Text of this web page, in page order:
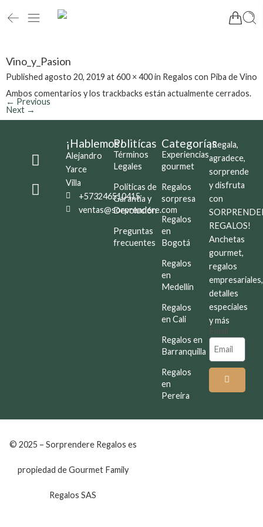
Vino_y_Pasion
Published agosto 20, 2019 at600 × 400in Regalos con Piba de Vino
Ambos comentarios y los trackbacks están actualmente cerrados.
← Previous
Next →
¡Hablemos!
Alejandro
Yarce
Villa
+573246510415
ventas@sorprendere.com
Politícas
Términos
Legales
Políticas de
Garantía y
Devolución
Preguntas
frecuentes
Categorías
Experiencias
gourmet
Regalos
sorpresa
Regalos
en
Bogotá
Regalos
en
Medellín
Regalos
en Cali
Regalos en
Barranquilla
Regalos
en
Pereira
¡Regala,
agradece,
sorprende
y disfruta
con
REGALOS!
Anchetas
gourmet,
regalos
empresariales,
detalles
especiales
y más
Email
© 2025 – Sorprendere Regalos es
propiedad de Gourmet Family
Regalos SAS